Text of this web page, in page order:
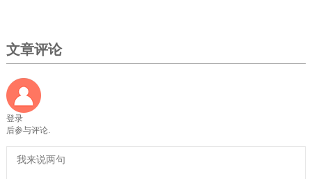
文章评论
登录
后参与评论.